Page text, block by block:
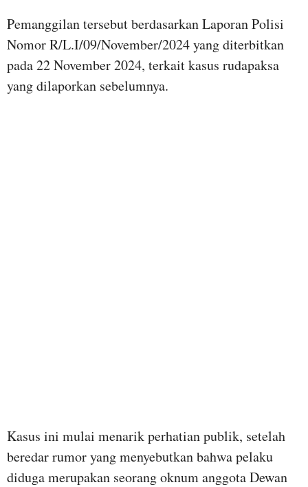
Pemanggilan tersebut berdasarkan Laporan Polisi
Nomor R/L.I/09/November/2024 yang diterbitkan
pada 22 November 2024, terkait kasus rudapaksa
yang dilaporkan sebelumnya.
Kasus ini mulai menarik perhatian publik, setelah
beredar rumor yang menyebutkan bahwa pelaku
diduga merupakan seorang oknum anggota Dewan